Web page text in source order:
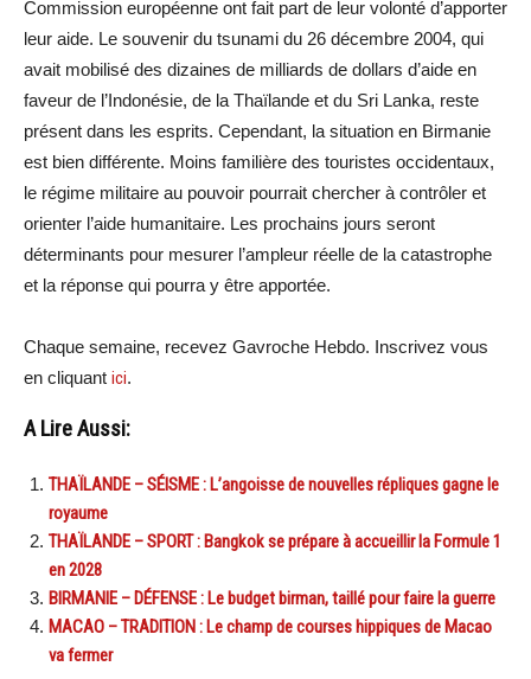
Commission européenne ont fait part de leur volonté d’apporter
leur aide. Le souvenir du tsunami du 26 décembre 2004, qui
avait mobilisé des dizaines de milliards de dollars d’aide en
faveur de l’Indonésie, de la Thaïlande et du Sri Lanka, reste
présent dans les esprits. Cependant, la situation en Birmanie
est bien différente. Moins familière des touristes occidentaux,
le régime militaire au pouvoir pourrait chercher à contrôler et
orienter l’aide humanitaire. Les prochains jours seront
déterminants pour mesurer l’ampleur réelle de la catastrophe
et la réponse qui pourra y être apportée.
Chaque semaine, recevez Gavroche Hebdo. Inscrivez vous
en cliquant ici.
A Lire Aussi:
THAÏLANDE – SÉISME : L’angoisse de nouvelles répliques gagne le
royaume
THAÏLANDE – SPORT : Bangkok se prépare à accueillir la Formule 1
en 2028
BIRMANIE – DÉFENSE : Le budget birman, taillé pour faire la guerre
MACAO – TRADITION : Le champ de courses hippiques de Macao
va fermer